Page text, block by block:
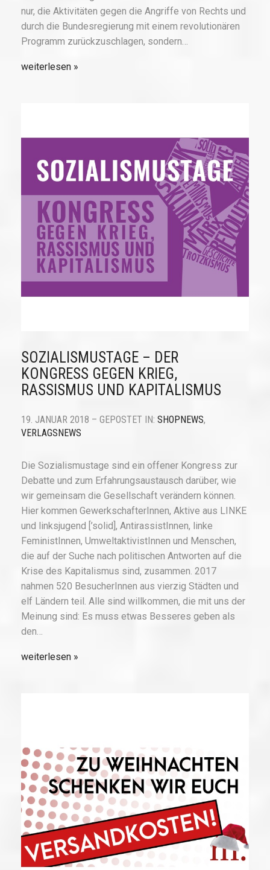
nur, die Aktivitäten gegen die Angriffe von Rechts und
durch die Bundesregierung mit einem revolutionären
Programm zurückzuschlagen, sondern…
weiterlesen
SOZIALISMUSTAGE – DER
KONGRESS GEGEN KRIEG,
RASSISMUS UND KAPITALISMUS
19. JANUAR 2018 – GEPOSTET IN: SHOPNEWS,
VERLAGSNEWS
Die Sozialismustage sind ein offener Kongress zur
Debatte und zum Erfahrungsaustausch darüber, wie
wir gemeinsam die Gesellschaft verändern können.
Hier kommen GewerkschafterInnen, Aktive aus LINKE
und linksjugend [’solid], AntirassistInnen, linke
FeministInnen, UmweltaktivistInnen und Menschen,
die auf der Suche nach politischen Antworten auf die
Krise des Kapitalismus sind, zusammen. 2017
nahmen 520 BesucherInnen aus vierzig Städten und
elf Ländern teil. Alle sind willkommen, die mit uns der
Meinung sind: Es muss etwas Besseres geben als
den…
weiterlesen